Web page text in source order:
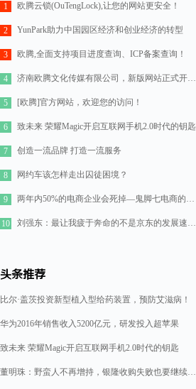
1 欧腾云锁(OuTengLock),让您的网站更安全！
2 YunPark助力中国园区经济和创业经济的转型
3 欧腾,全面支持项目进度查询、ICP备案查询！
4 济南欧腾文化传媒有限公司，新版网站正式开通！
5 [欧腾]官方网站，欢迎您的访问！
6 致未来 荣耀Magic开启互联网手机2.0时代的钥匙
7 创造一流品牌 打造一流服务
8 网约车该怎样走出囚徒困境？
9 两年内50%的电商企业会死掉—鬼脚七电商的七点思考
10 刘强东：最让我疲于奔命的不是京东的发展速度，而是如何管理好11万人的队伍
头条推荐
比尔·盖茨投资新型植入型给药装置，预防艾滋病！
华为2016年销售收入5200亿元，研发投入超苹果
致未来 荣耀Magic开启互联网手机2.0时代的钥匙
董明珠：野蛮人不再增持，银隆收购失败也要继续造格力汽车